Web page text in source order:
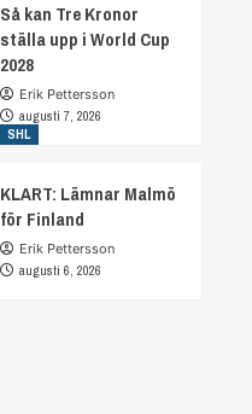
Så kan Tre Kronor
ställa upp i World Cup
2028
Erik Pettersson
augusti 7, 2026
SHL
KLART: Lämnar Malmö
för Finland
Erik Pettersson
augusti 6, 2026